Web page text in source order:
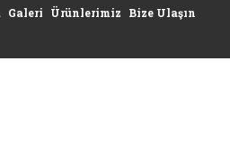
Galeri Ürünlerimiz Bize Ulaşın